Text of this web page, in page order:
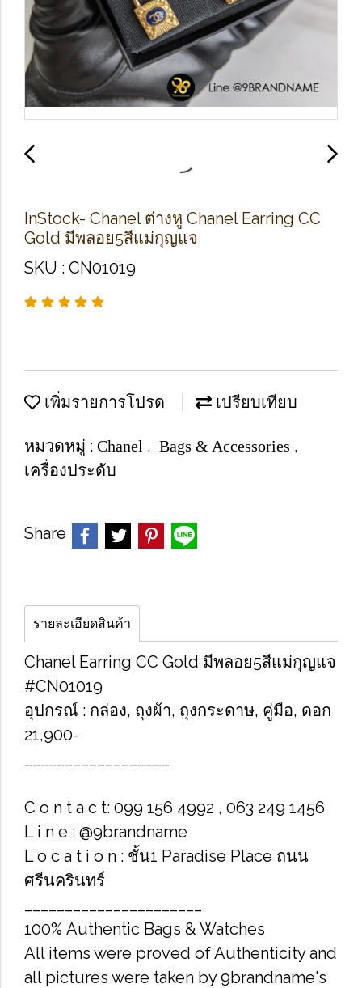
In​Stock​-​ Chanel ต่างหู​ Chanel ​Earring CC​
Gold​ มีพลอย5สีแม่กุญแจ​
SKU : CN01019
เพิ่มรายการโปรด เปรียบเทียบ
หมวดหมู่ : Chanel , Bags & Accessories ,
เครื่องประดับ
Share
รายละเอียดสินค้า
Chanel ​Earring CC​ Gold​ มีพลอย5สีแม่กุญแจ​
#CN01019
อุปกรณ์​ : กล่อง, ถุง​ผ้า, ถุงกระดาษ, คู่มือ, ดอก
21,900-
C o n t a c t: 099 156 4992 , 063 249 1456
L i n e : @9brandname
L o c a t i o n : ชั้น1 Paradise Place ถนน
ศรีนครินทร์
100% Authentic Bags & Watches
All items were proved of Authenticity and
all pictures were taken by 9brandname's